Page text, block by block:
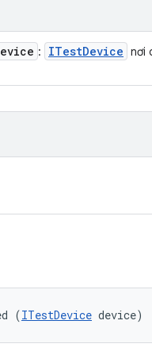
: ITestDevice nơi
(ITestDevice device)